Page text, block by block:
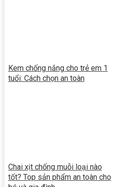
Kem chống nắng cho trẻ em 1
tuổi: Cách chọn an toàn
Chai xịt chống muỗi loại nào
tốt? Top sản phẩm an toàn cho